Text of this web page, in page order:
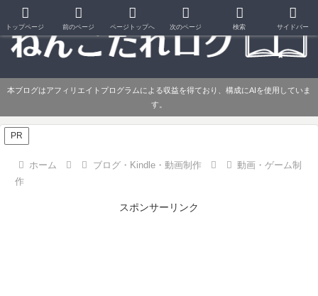
本ブログはアフィリエイトプログラムによる収益を得ており、構成にAIを使用していま
す。
PR
ホーム ブログ・Kindle・動画制作
動画・ゲーム制
作
スポンサーリンク
トップページ 前のページ ページトップへ 次のページ 検索 サイドバー